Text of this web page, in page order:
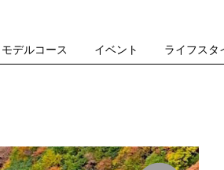
モデルコース イベント ライフスタ